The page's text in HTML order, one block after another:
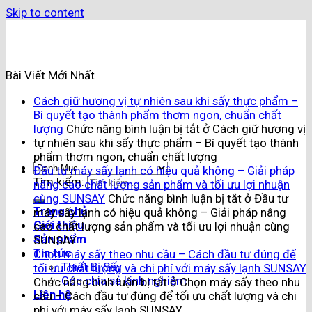
Skip to content
Tìm kiếm:
Trang chủ
Giới thiệu
Sản phẩm
Tin tức
Thiết Bị Sấy
Góc chia sẻ kinh nghiệm
Liên hệ
Bài Viết Mới Nhất
Cách giữ hương vị tự nhiên sau khi sấy thực phẩm –
Bí quyết tạo thành phẩm thơm ngon, chuẩn chất
lượng Chức năng bình luận bị tắt ở Cách giữ hương vị
tự nhiên sau khi sấy thực phẩm – Bí quyết tạo thành
phẩm thơm ngon, chuẩn chất lượng
Đầu tư máy sấy lạnh có hiệu quả không – Giải pháp
nâng cao chất lượng sản phẩm và tối ưu lợi nhuận
cùng SUNSAY Chức năng bình luận bị tắt ở Đầu tư
máy sấy lạnh có hiệu quả không – Giải pháp nâng
cao chất lượng sản phẩm và tối ưu lợi nhuận cùng
SUNSAY
Chọn máy sấy theo nhu cầu – Cách đầu tư đúng để
tối ưu chất lượng và chi phí với máy sấy lạnh SUNSAY
Chức năng bình luận bị tắtở Chọn máy sấy theo nhu
cầu – Cách đầu tư đúng để tối ưu chất lượng và chi